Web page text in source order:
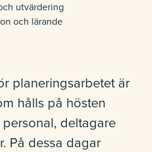
utvärdering
och lärande
planeringsarbetet är
hålls på hösten
deltagare
På dessa dagar